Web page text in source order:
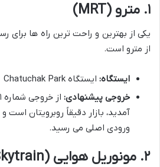
۱. مترو (MRT)
یکی از بهترین و راحت ترین راه ها برای
از مترو است.
ایستگاه: ایستگاه Chatuchak Park
خروجی پیشنهادی:
آمدید، بازار دقیقاً روبرویتان است
ورودی اصلی می رسید.
۲. مونوریل هوایی (BTS Skytrain)